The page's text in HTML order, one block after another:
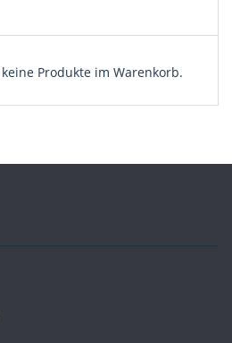
Produkte im Warenkorb.